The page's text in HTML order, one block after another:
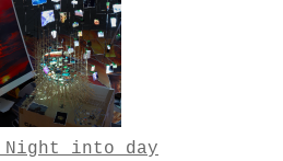
Night into day